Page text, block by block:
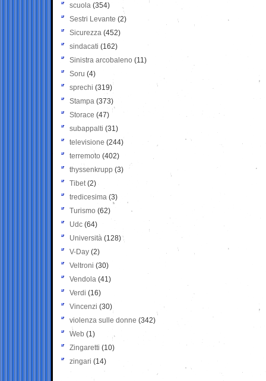
scuola (354)
Sestri Levante (2)
Sicurezza (452)
sindacati (162)
Sinistra arcobaleno (11)
Soru (4)
sprechi (319)
Stampa (373)
Storace (47)
subappalti (31)
televisione(244)
terremoto (402)
thyssenkrupp (3)
Tibet(2)
tredicesima (3)
Turismo (62)
Udc (64)
Università (128)
V-Day (2)
Veltroni (30)
Vendola (41)
Verdi (16)
Vincenzi (30)
violenza sulle donne (342)
Web (1)
Zingaretti (10)
zingari (14)